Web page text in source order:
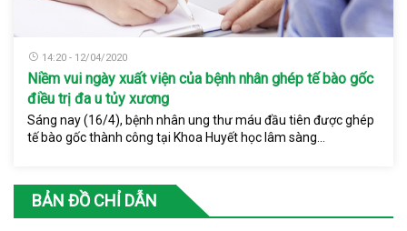
14:20 - 12/04/2020
Niềm vui ngày xuất viện của bệnh nhân ghép tế bào gốc
điều trị đa u tủy xương
Sáng nay (16/4), bệnh nhân ung thư máu đầu tiên được ghép
tế bào gốc thành công tại Khoa Huyết học lâm sàng...
BẢN ĐỒ CHỈ DẪN